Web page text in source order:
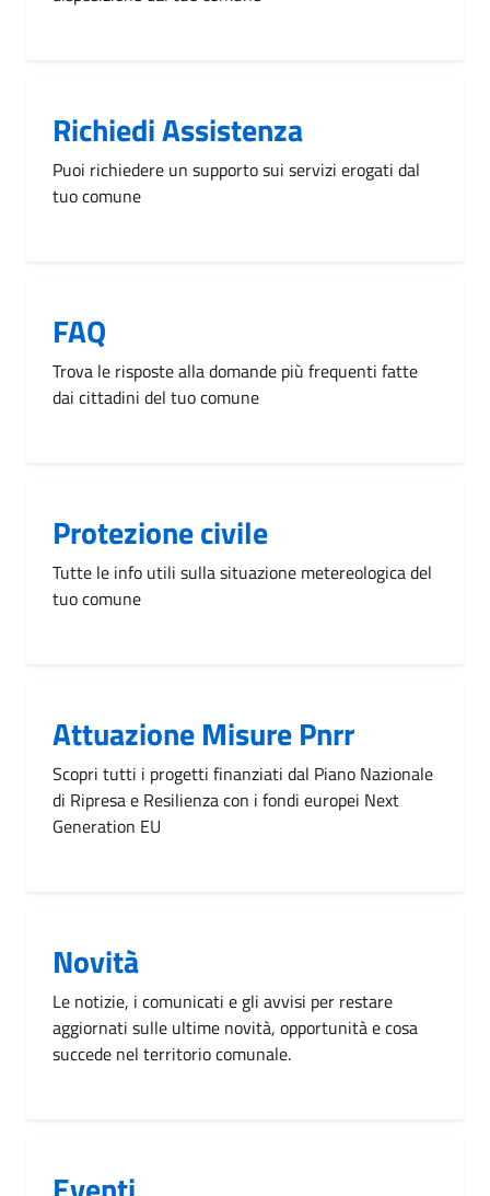
Richiedi Assistenza
Puoi richiedere un supporto sui servizi erogati dal
tuo comune
FAQ
Trova le risposte alla domande più frequenti fatte
dai cittadini del tuo comune
Protezione civile
Tutte le info utili sulla situazione metereologica del
tuo comune
Attuazione Misure Pnrr
Scopri tutti i progetti finanziati dal Piano Nazionale
di Ripresa e Resilienza con i fondi europei Next
Generation EU
Novità
Le notizie, i comunicati e gli avvisi per restare
aggiornati sulle ultime novità, opportunità e cosa
succede nel territorio comunale.